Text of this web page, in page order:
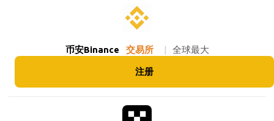
币安Binance 交易所 | 全球最大
注册